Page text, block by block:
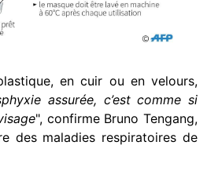
en cuir ou en velours,
assurée, c’est comme si
", confirme Bruno Tengang,
des maladies respiratoires de